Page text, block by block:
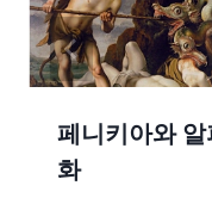
페니키아와
화